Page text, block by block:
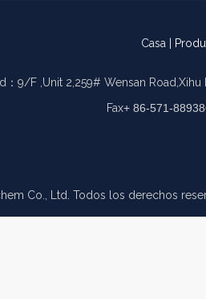
Casa
：9/F ,Unit 2,259# Wensan
Fax+ 86-571-
Co., Ltd. Todos los derechos